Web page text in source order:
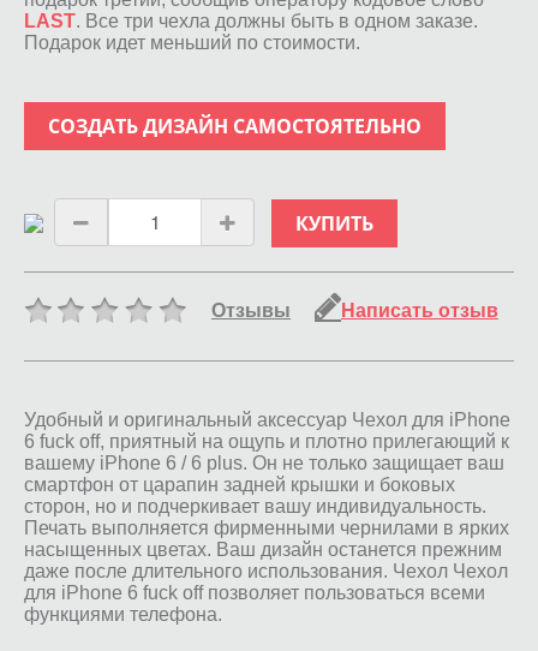
LAST. Все три чехла должны быть в одном заказе.
Подарок идет меньший по стоимости.
СОЗДАТЬ ДИЗАЙН САМОСТОЯТЕЛЬНО
КУПИТЬ
Отзывы Написать отзыв
Удобный и оригинальный аксессуар Чехол для iPhone
6 fuck off, приятный на ощупь и плотно прилегающий к
вашему iPhone 6 / 6 plus. Он не только защищает ваш
смартфон от царапин задней крышки и боковых
сторон, но и подчеркивает вашу индивидуальность.
Печать выполняется фирменными чернилами в ярких
насыщенных цветах. Ваш дизайн останется прежним
даже после длительного использования. Чехол Чехол
для iPhone 6 fuck off позволяет пользоваться всеми
функциями телефона.